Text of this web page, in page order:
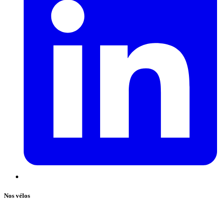
Nos vélos